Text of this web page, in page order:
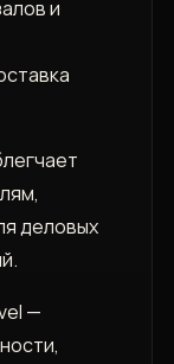
и
деловых
—